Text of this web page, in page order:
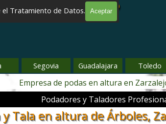
el Tratamiento de Datos. Aceptar
EN ALTURA EN MADRID
MADRID
Saltar menú
▼
Segovia ▼
Guadalajara ▼
Toledo
Empresa de podas en altura en
Podadores y Taladores
y Tala en altura de Árboles,